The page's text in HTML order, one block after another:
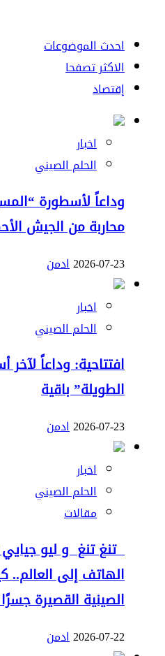
احدث الموضوعات
الاكثر تصفحا
إقتصاد
اخبار
الحلم الصيني
وداعاً لأسطورة
محاربة من الجيش الأحمر
2026-07-23ادمن
اخبار
الحلم الصيني
افتتاحية: وداعاً
الطويلة” باقية
2026-07-23ادمن
اخبار
الحلم الصيني
مقالات
تنغ تنغ و ليو
الهاتف إلى العالم..
الصينية القصيرة
2026-07-22ادمن